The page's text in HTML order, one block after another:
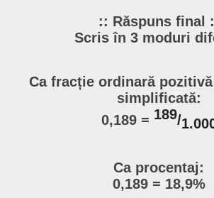
:: Răspuns final
Scris în 3 moduri
Ca fracție ordinară
simplificată:
0,189 = 189/
Ca procentaj:
0,189 = 18,9%